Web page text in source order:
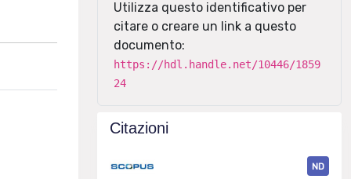
Utilizza questo identificativo per
citare o creare un link a questo
documento:
https://hdl.handle.net/10446/1859
24
Citazioni
ND